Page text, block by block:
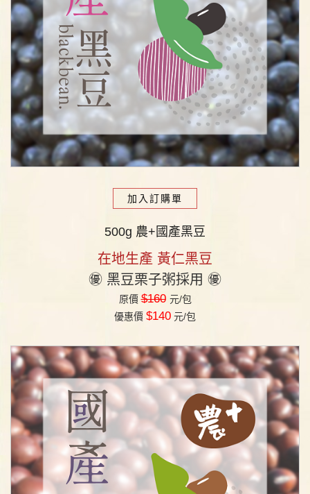
加入訂購單
500g 農+國產黑豆
在地生產 黃仁黑豆
㊝ 黑豆栗子粥採用 ㊝
原價$160 元/包
優惠價 $140 元/包